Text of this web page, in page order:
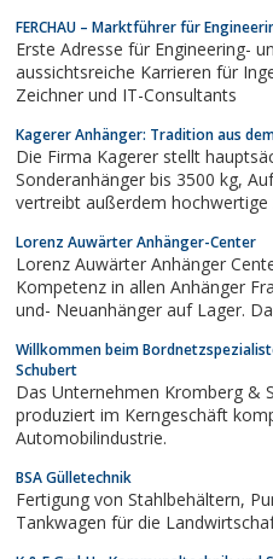
Auswahl an Anhängern in
FERCHAU – Marktführer für
Erste Adresse für Engineering-
aussichtsreiche Karrieren für Ingenieure,
Zeichner und IT-Consultants
Kagerer Anhänger: Tradition aus
Die Firma Kagerer stellt
Sonderanhänger bis 3500 kg, Aufbauten und Plangestelle her und
vertreibt außerdem
Fabrikate, ein Lager „Alles für den Anhängereigenbau“ und ca. 35
verschiedene...
Lorenz Auwärter Anhänger-Center
Lorenz Auwärter Anhänger
Kompetenz in allen Anhänger
und- Neuanhänger auf Lager.
Willkommen beim
Schubert
Das Unternehmen Kromberg &
produziert im Kerngeschäft
Automobilindustrie.
BSA Gülletechnik
Fertigung von Stahlbehältern, Pumpen, Verteiltechnik und
Tankwagen für die